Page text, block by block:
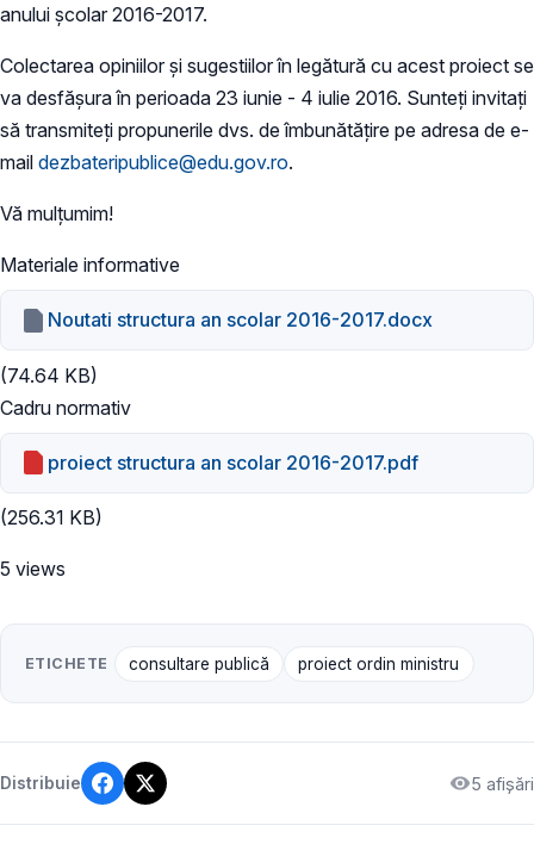
anului şcolar 2016-2017.
Colectarea opiniilor şi sugestiilor în legătură cu acest proiect se
va desfăşura în perioada 23 iunie - 4 iulie 2016. Sunteți invitaţi
să transmiteți propunerile dvs. de îmbunătățire pe adresa de e-
mail dezbateripublice@edu.gov.ro.
Vă mulţumim!
Materiale informative
Noutati structura an scolar 2016-2017.docx
(74.64 KB)
Cadru normativ
proiect structura an scolar 2016-2017.pdf
(256.31 KB)
5 views
ETICHETE consultare publică proiect ordin ministru
Distribuie 5 afișări